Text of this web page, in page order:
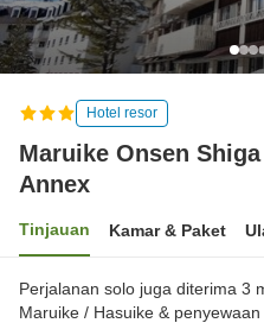
Hotel resor
Maruike Onsen
Annex
Tinjauan Kamar & Paket
Perjalanan solo juga diterima 3
Maruike / Hasuike &